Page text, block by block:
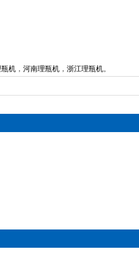
机 ， 河南理瓶机 ， 浙江理瓶机。